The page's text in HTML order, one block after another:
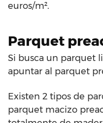
euros/m².
Parquet
Si busca un parquet
apuntar al parquet
Existen 2 tipos de
parquet macizo